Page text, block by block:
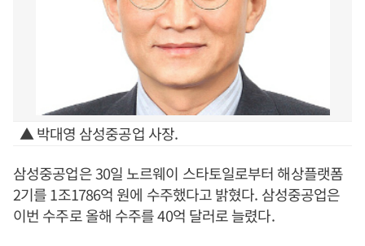
▲ 박대영 삼성중공업 사장.
삼성중공업은 30일 노르웨이 스타토일로부터 해상플랫폼
2기를 1조1786억 원에 수주했다고 밝혔다. 삼성중공업은
이번 수주로 올해 수주를 40억 달러로 늘렸다.